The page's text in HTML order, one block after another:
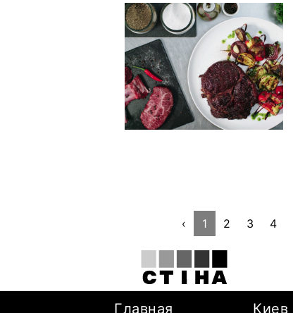
‹ 1 2 3 4
Главная Киев